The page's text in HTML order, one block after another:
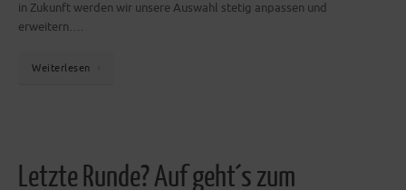
in Zukunft werden wir unsere Auswahl stetig anpassen und
erweitern….
Weiterlesen
Letzte Runde? Auf geht´s zum